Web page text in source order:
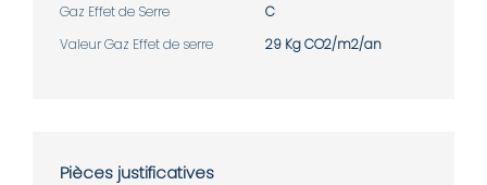
Gaz Effet de Serre
C
Valeur Gaz Effet de serre
29 Kg CO2/m2/an
Pièces justificatives